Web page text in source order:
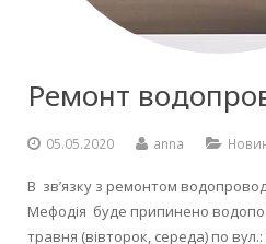
Ремонт
05.05.2020 anna
В зв’язку з ремонтом
Мефодія буде припинено
травня (вівторок, середа) по